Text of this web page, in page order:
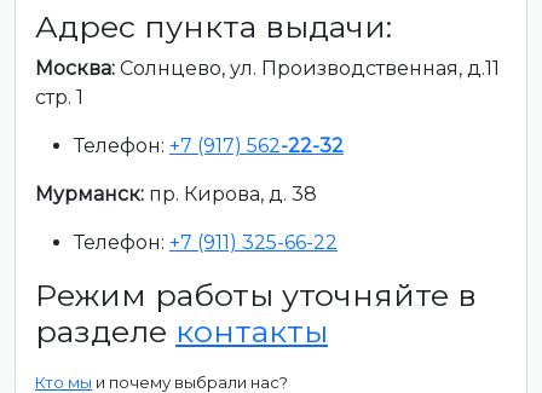
Адрес пункта выдачи:
Москва: Солнцево, ул. Производственная, д.11
стр. 1
Телефон: +7 (917) 562-22-32
Мурманск: пр. Кирова, д. 38
Телефон: +7 (911) 325-66-22
Режим работы уточняйте в
разделе контакты
Кто мы и почему выбрали нас?